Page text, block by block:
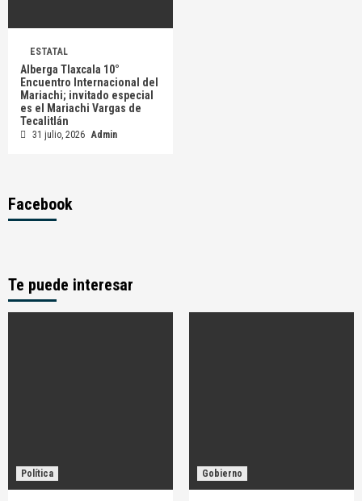
ESTATAL
Alberga Tlaxcala 10°
Encuentro Internacional del
Mariachi; invitado especial
es el Mariachi Vargas de
Tecalitlán
31 julio, 2026 Admin
Facebook
Te puede interesar
Política Gobierno